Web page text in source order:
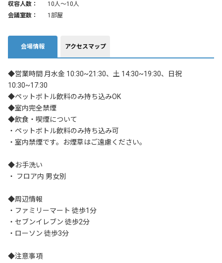
収容人数：
10人〜10人
会議室数：
1部屋
会場情報 アクセスマップ
◆営業時間 月水金 10:30~21:30、土 14:30~19:30、日祝
10:30~17:30
◆ペットボトル飲料のみ持ち込みOK
◆室内完全禁煙
◆飲食・喫煙について
・ペットボトル飲料のみ持ち込み可
・室内禁煙です。お煙草はご遠慮ください。
◆お手洗い
・ フロア内 男女別
◆周辺情報
・ファミリーマート 徒歩1分
・セブンイレブン 徒歩2分
・ローソン 徒歩3分
◆注意事項